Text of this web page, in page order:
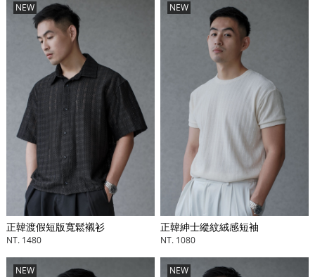
NEW
正韓渡假短版寬鬆襯衫
NT. 1480
NEW
正韓紳士縱紋絨感短袖
NT. 1080
NEW NEW